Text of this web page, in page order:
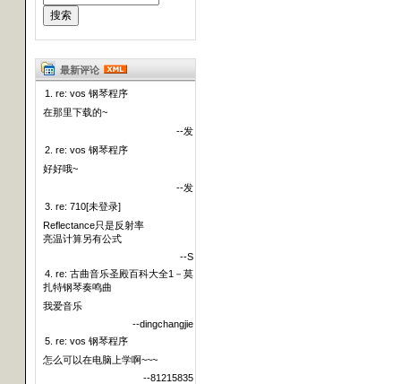
最新评论
1. re: vos 钢琴程序
在那里下载的~
--发
2. re: vos 钢琴程序
好好哦~
--发
3. re: 710[未登录]
Reflectance只是反射率
亮温计算另有公式
--S
4. re: 古曲音乐圣殿百科大全1－莫
扎特钢琴奏鸣曲
我爱音乐
--dingchangjie
5. re: vos 钢琴程序
怎么可以在电脑上学啊~~~
--81215835